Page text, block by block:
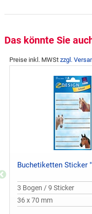
Das könnte Sie
Preise inkl. MWSt zzgl.
Buchetiketten Sticker
3 Bogen / 9 Sticker
36 x 70 mm